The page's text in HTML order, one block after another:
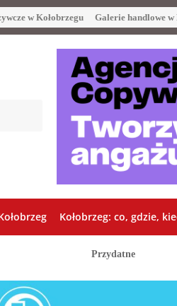
w Kołobrzegu Galerie handlowe w
Kołobrzeg: co, gdzie,
Przydatne